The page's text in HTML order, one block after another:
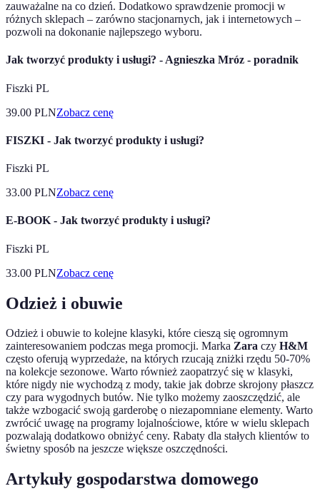
zauważalne na co dzień. Dodatkowo sprawdzenie promocji w
różnych sklepach – zarówno stacjonarnych, jak i internetowych –
pozwoli na dokonanie najlepszego wyboru.
Jak tworzyć produkty i usługi? - Agnieszka Mróz - poradnik
Fiszki PL
39.00 PLNZobacz cenę
FISZKI - Jak tworzyć produkty i usługi?
Fiszki PL
33.00 PLNZobacz cenę
E-BOOK - Jak tworzyć produkty i usługi?
Fiszki PL
33.00 PLNZobacz cenę
Odzież i obuwie
Odzież i obuwie to kolejne klasyki, które cieszą się ogromnym
zainteresowaniem podczas mega promocji. Marka Zara czy H&M
często oferują wyprzedaże, na których rzucają zniżki rzędu 50-70%
na kolekcje sezonowe. Warto również zaopatrzyć się w klasyki,
które nigdy nie wychodzą z mody, takie jak dobrze skrojony płaszcz
czy para wygodnych butów. Nie tylko możemy zaoszczędzić, ale
także wzbogacić swoją garderobę o niezapomniane elementy. Warto
zwrócić uwagę na programy lojalnościowe, które w wielu sklepach
pozwalają dodatkowo obniżyć ceny. Rabaty dla stałych klientów to
świetny sposób na jeszcze większe oszczędności.
Artykuły gospodarstwa domowego